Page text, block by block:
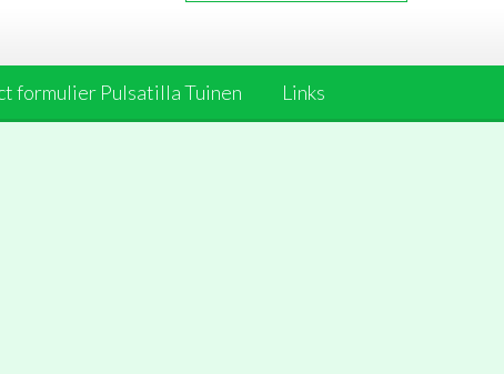
formulier Pulsatilla Tuinen Links